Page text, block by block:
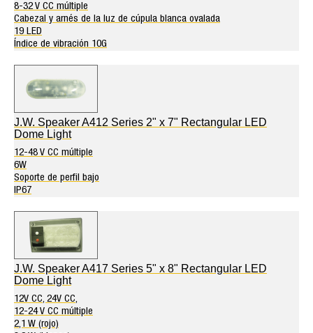
8-32 V CC múltiple
Cabezal y arnés de la luz de cúpula blanca ovalada
19 LED
Índice de vibración 10G
J.W. Speaker A412 Series 2" x 7" Rectangular LED
Dome Light
12-48 V CC múltiple
6W
Soporte de perfil bajo
IP67
J.W. Speaker A417 Series 5" x 8" Rectangular LED
Dome Light
12V CC, 24V CC,
12-24 V CC múltiple
2,1 W (rojo)